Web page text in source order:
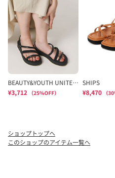
ショップトップへ
このショップのアイテム一覧へ